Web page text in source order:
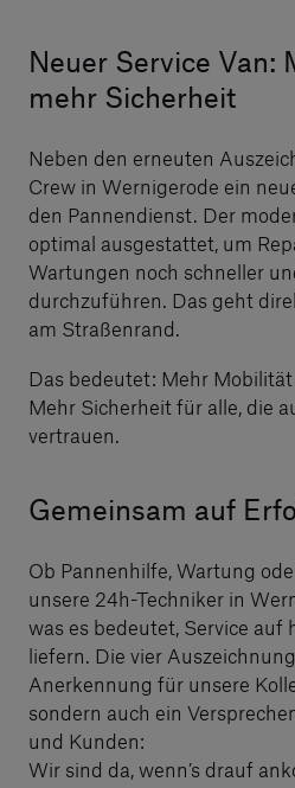
Neuer Service Van:
mehr Sicherheit
Neben den erneuten
Crew in Wernigerode ein
den Pannendienst. Der
optimal ausgestattet, um
Wartungen noch schneller
durchzuführen. Das geht
am Straßenrand.
Das bedeutet: Mehr
Mehr Sicherheit für alle, die
vertrauen.
Gemeinsam auf
Ob Pannenhilfe, Wartung
unsere 24h-Techniker in
was es bedeutet, Service auf
liefern. Die vier
Anerkennung für unsere
sondern auch ein
und Kunden:
Wir sind da, wenn’s drauf